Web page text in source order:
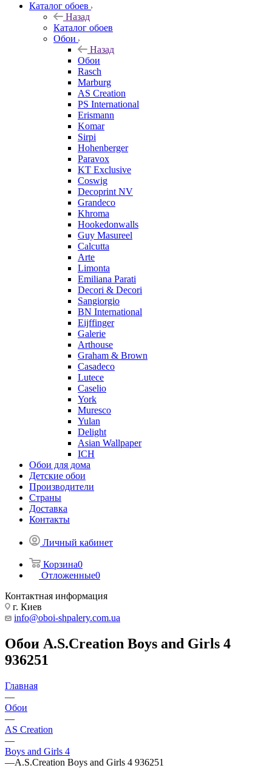
Каталог обоев
Назад
Каталог обоев
Обои
Назад
Обои
Rasch
Marburg
AS Creation
PS International
Erismann
Komar
Sirpi
Hohenberger
Paravox
KT Exclusive
Coswig
Decoprint NV
Grandeco
Khroma
Hookedonwalls
Guy Masureel
Calcutta
Arte
Limonta
Emiliana Parati
Decori & Decori
Sangiorgio
BN International
Eijffinger
Galerie
Arthouse
Graham & Brown
Casadeco
Lutece
Caselio
York
Muresco
Yulan
Delight
Asian Wallpaper
ICH
Обои для дома
Детские обои
Производители
Страны
Доставка
Контакты
Личный кабинет
Корзина0
Отложенные0
Контактная информация
г. Киев
info@oboi-shpalery.com.ua
Обои A.S.Creation Boys and Girls 4
936251
Главная
—
Обои
—
AS Creation
—
Boys and Girls 4
—A.S.Creation Boys and Girls 4 936251